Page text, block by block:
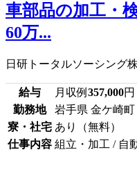
車部品の加工・
60万...
日研トータルソーシング
給与 月収例 357,000円
勤務地
岩手県 金ケ崎町
寮・社宅 あり（無料）
仕事内容 組立・加工 / 自